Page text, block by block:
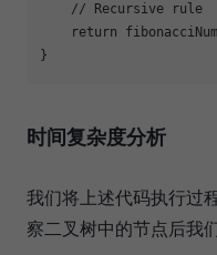
// Recursive rule
return
时间复杂度分析
我们将上述代码执行过
察二叉树中的节点后我